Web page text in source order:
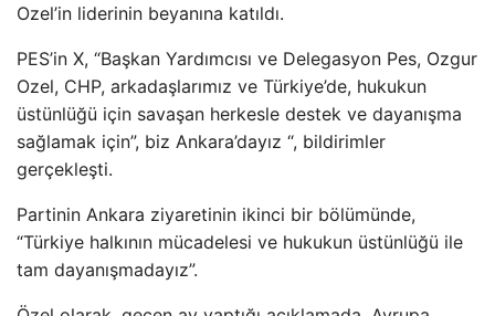
Ozel’in liderinin beyanına katıldı.
PES’in X, “Başkan Yardımcısı ve Delegasyon Pes, Ozgur
Ozel, CHP, arkadaşlarımız ve Türkiye’de, hukukun
üstünlüğü için savaşan herkesle destek ve dayanışma
sağlamak için”, biz Ankara’dayız “, bildirimler
gerçekleşti.
Partinin Ankara ziyaretinin ikinci bir bölümünde,
“Türkiye halkının mücadelesi ve hukukun üstünlüğü ile
tam dayanışmadayız”.